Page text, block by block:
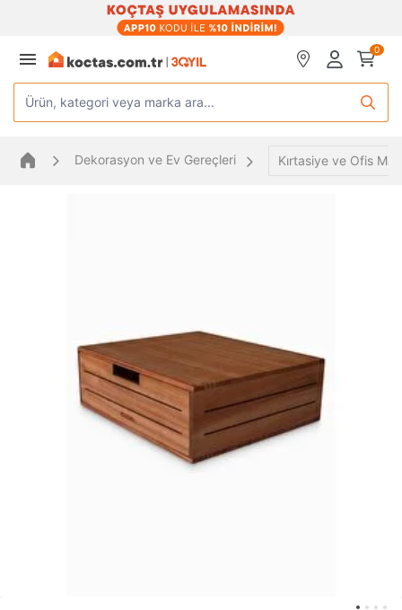
0
Ürün, kategori veya marka ara...
Dekorasyon ve Ev Gereçleri Kırtasiye ve Ofis